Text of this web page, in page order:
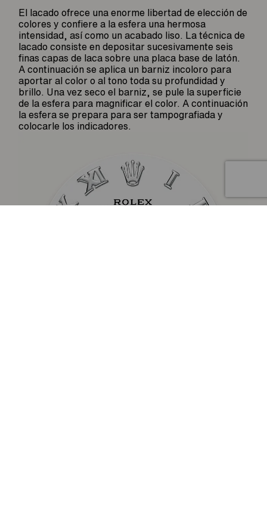
El lacado ofrece una enorme libertad de elección de
colores y confiere a la esfera una hermosa
intensidad, así como un acabado liso. La técnica de
lacado consiste en depositar sucesivamente seis
finas capas de laca sobre una placa base de latón.
A continuación se aplica un barniz incoloro para
aportar al color o al tono toda su profundidad y
brillo. Una vez seco el barniz, se pule la superficie
de la esfera para magnificar el color. A continuación
la esfera se prepara para ser tampografiada y
colocarle los indicadores.
Artículo añadido al carrito. Finalizar Compra